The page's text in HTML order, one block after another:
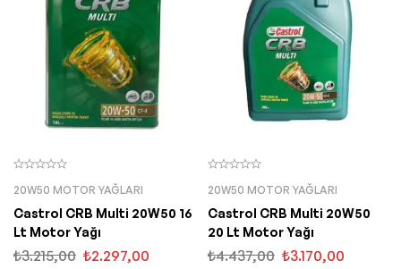
20W50 MOTOR YAĞLARI
Castrol CRB Multi 20W50 16
Lt Motor Yağı
₺3.215,00 ₺2.297,00
20W50 MOTOR YAĞLARI
Castrol CRB Multi 20W50
20 Lt Motor Yağı
₺4.437,00 ₺3.170,00